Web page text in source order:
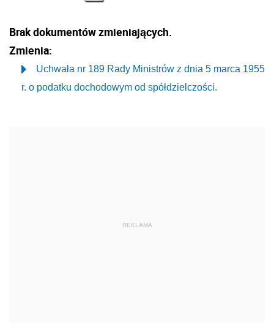
Brak dokumentów zmieniających.
Zmienia:
Uchwała nr 189 Rady Ministrów z dnia 5 marca 1955
r. o podatku dochodowym od spółdzielczości.